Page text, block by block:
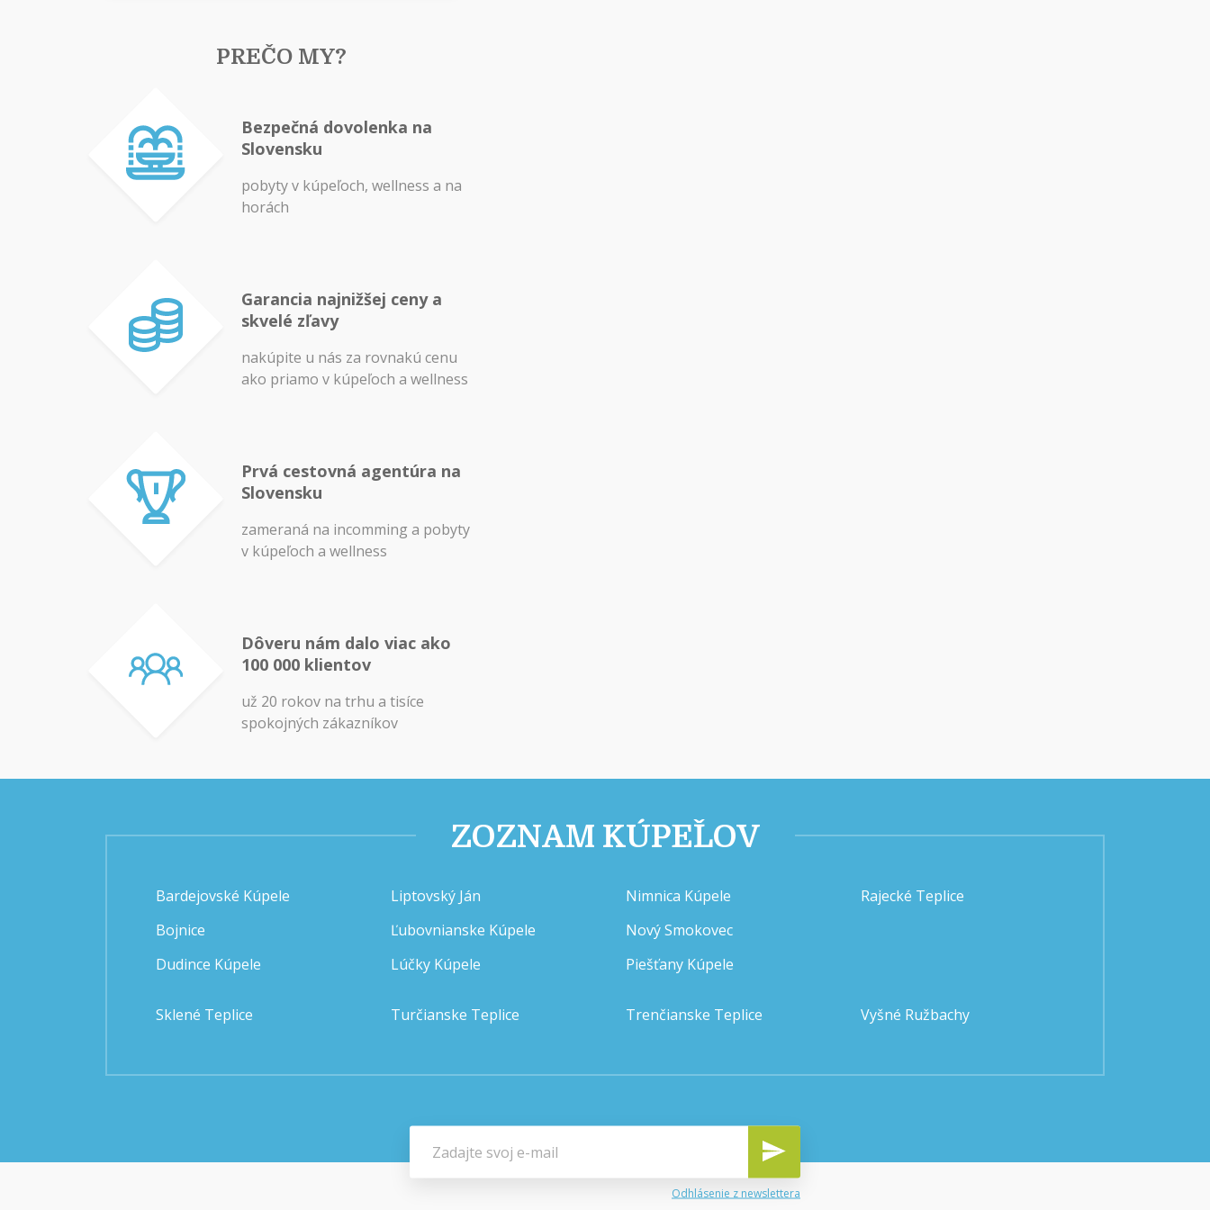
PREČO MY?
Bezpečná dovolenka na
Slovensku
pobyty v kúpeľoch, wellness a na
horách
Garancia najnižšej ceny a
skvelé zľavy
nakúpite u nás za rovnakú cenu
ako priamo v kúpeľoch a wellness
Prvá cestovná agentúra na
Slovensku
zameraná na incomming a pobyty
v kúpeľoch a wellness
Dôveru nám dalo viac ako
100 000 klientov
už 20 rokov na trhu a tisíce
spokojných zákazníkov
ZOZNAM KÚPEĽOV
Bardejovské Kúpele
Bojnice
Dudince Kúpele
Liptovský Ján
Ľubovnianske Kúpele
Lúčky Kúpele
Nimnica Kúpele
Nový Smokovec
Piešťany Kúpele
Rajecké Teplice
Sklené Teplice Turčianske Teplice Trenčianske Teplice Vyšné Ružbachy
Odhlásenie z newslettera